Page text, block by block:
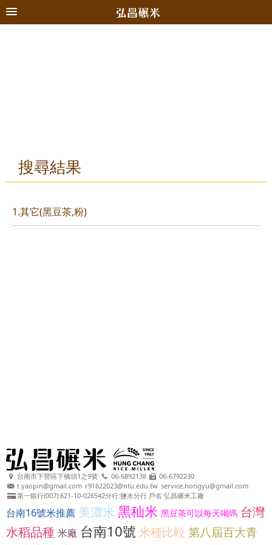
搜尋結果
1.其它(黑豆茶,粉)
台南市下營區下橋頭1之9號 06-6892138
06-6792230
t.yaopin@gmail.com r91622023@ntu.edu.tw service.hongyu@gmail.com
第一銀行(007):621-10-026542分行:鹽水分行 戶名:弘昌碾米工廠
台南16號米推薦 美濃米 黑秈米 黑豆茶可以每天喝嗎 台灣
水稻品種 米廠 台南10號 米種比較 第八屆百大青